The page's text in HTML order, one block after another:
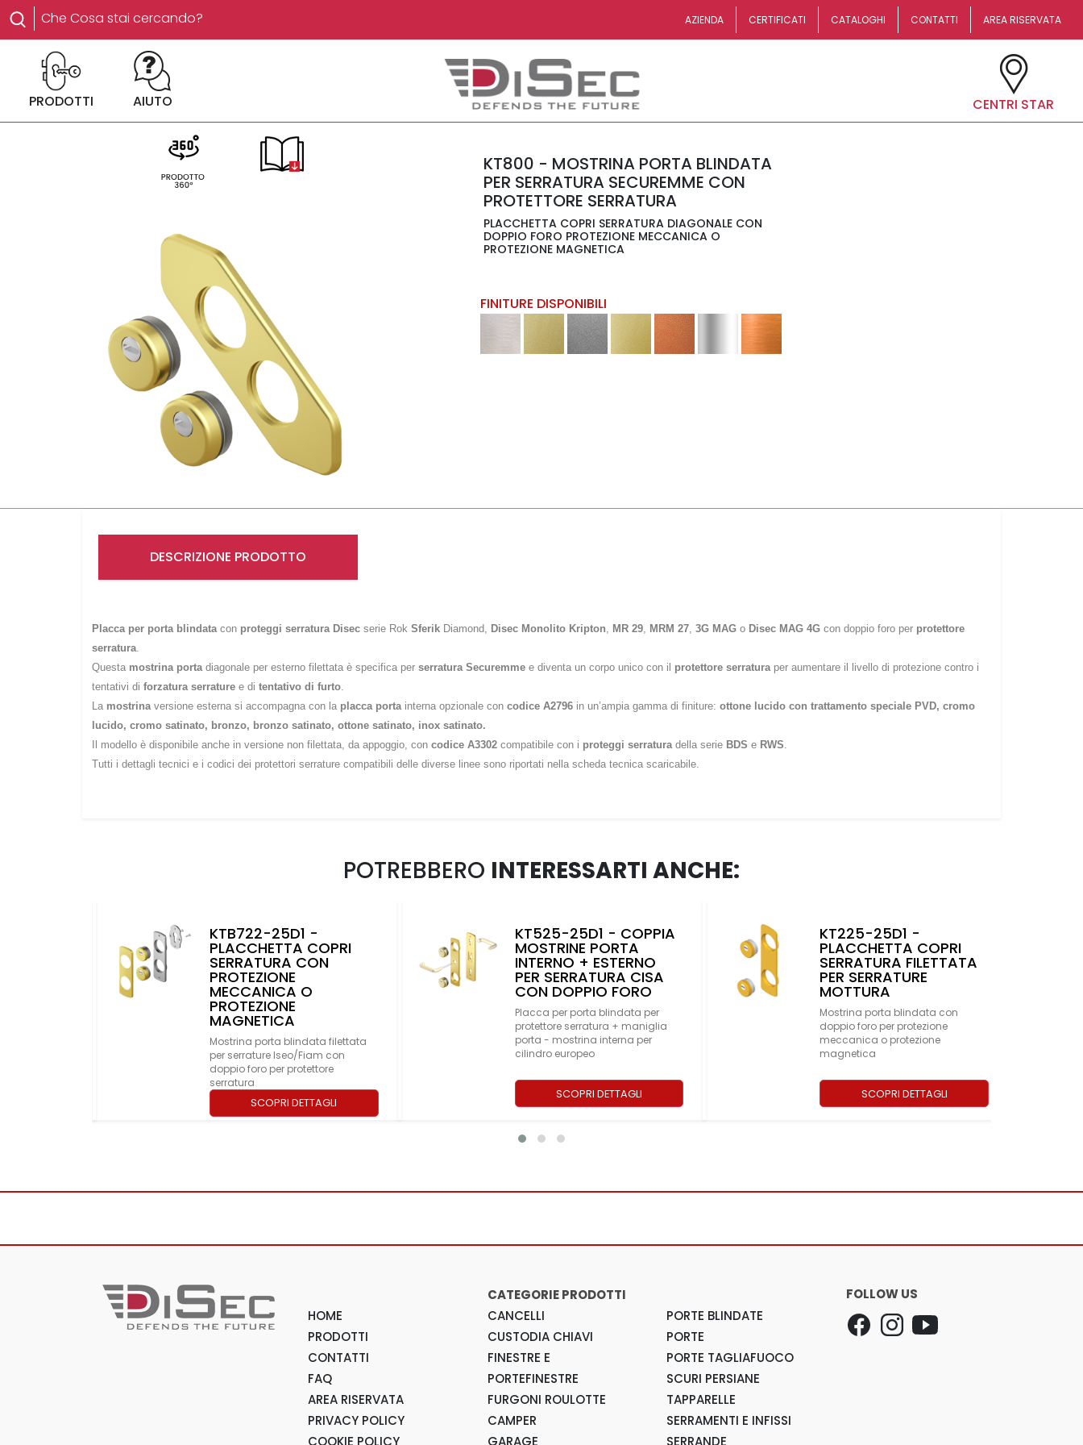
AZIENDA CERTIFICATI CATALOGHI CONTATTI AREA RISERVATA
PRODOTTI AIUTO CENTRI STAR
KT800 - MOSTRINA PORTA BLINDATA
PER SERRATURA SECUREMME CON
PROTETTORE SERRATURA
PLACCHETTA COPRI SERRATURA DIAGONALE CON
DOPPIO FORO PROTEZIONE MECCANICA O
PROTEZIONE MAGNETICA
FINITURE DISPONIBILI
DESCRIZIONE PRODOTTO
Placca per porta blindata con proteggi serratura Disec serie Rok Sferik Diamond, Disec Monolito Kripton, MR 29, MRM 27, 3G MAG o Disec MAG 4G con doppio foro per protettore
serratura.
Questa mostrina portadiagonale per esterno filettata è specifica per serratura Securemme e diventa un corpo unico con il protettore serraturaper aumentare il livello di protezione contro i
tentativi di forzatura serrature e di tentativo di furto.
La mostrinaversione esterna si accompagna con la placca porta interna opzionale con codice A2796 in un’ampia gamma di finiture: ottone lucido con trattamento speciale PVD, cromo
lucido, cromo satinato, bronzo, bronzo satinato, ottone satinato, inox satinato.
Il modello è disponibile anche in versione non filettata, da appoggio, con codice A3302 compatibile con i proteggi serraturadella serie BDS e RWS.
Tutti i dettagli tecnici e i codici dei protettori serrature compatibili delle diverse linee sono riportati nella scheda tecnica scaricabile.
POTREBBERO INTERESSARTI ANCHE:
KTB722-25D1 -
PLACCHETTA COPRI
SERRATURA CON
PROTEZIONE
MECCANICA O
PROTEZIONE
MAGNETICA
Mostrina porta blindata filettata
per serrature Iseo/Fiam con
doppio foro per protettore
serratura
SCOPRI DETTAGLI
KT525-25D1 - COPPIA
MOSTRINE PORTA
INTERNO + ESTERNO
PER SERRATURA CISA
CON DOPPIO FORO
Placca per porta blindata per
protettore serratura + maniglia
porta - mostrina interna per
cilindro europeo
SCOPRI DETTAGLI
KT225-25D1 -
PLACCHETTA COPRI
SERRATURA FILETTATA
PER SERRATURE
MOTTURA
Mostrina porta blindata con
doppio foro per protezione
meccanica o protezione
magnetica
SCOPRI DETTAGLI
HOME
PRODOTTI
CONTATTI
FAQ
AREA RISERVATA
PRIVACY POLICY
COOKIE POLICY
CATEGORIE PRODOTTI
CANCELLI
CUSTODIA CHIAVI
FINESTRE E
PORTEFINESTRE
FURGONI ROULOTTE
CAMPER
GARAGE
PORTE BLINDATE
PORTE
PORTE TAGLIAFUOCO
SCURI PERSIANE
TAPPARELLE
SERRAMENTI E INFISSI
SERRANDE
FOLLOW US